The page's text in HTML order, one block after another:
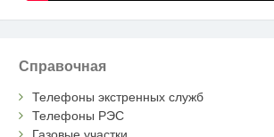
Справочная
Телефоны экстренных служб
Телефоны РЭС